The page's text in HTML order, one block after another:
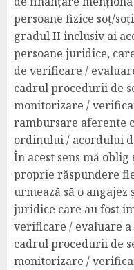
persoane fizice soț/
gradul II inclusiv ai
persoane juridice,
de verificare /
cadrul procedurii de
monitorizare /
rambursare aferente
ordinului / acordului
În acest sens mă
proprie răspundere
urmează să o
juridice care au fost
verificare / evaluare
cadrul procedurii de
monitorizare /